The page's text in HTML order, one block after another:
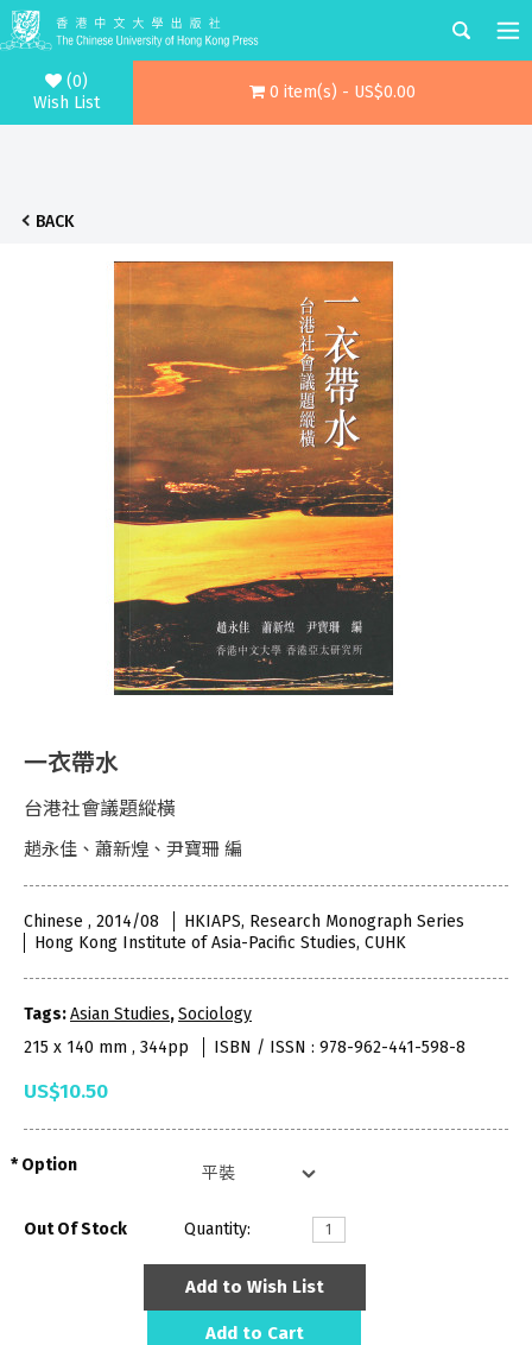
(0)
Wish List
0 item(s) - US$0.00
BACK
一衣帶水
台港社會議題縱橫
趙永佳、蕭新煌、尹寶珊 編
Chinese , 2014/08
HKIAPS, Research Monograph Series
Hong Kong Institute of Asia-Pacific Studies, CUHK
Tags:Asian Studies,Sociology
215 x 140 mm , 344pp
ISBN / ISSN : 978-962-441-598-8
US$10.50
Option
Out Of Stock Quantity:
Add to Wish List
Add to Cart